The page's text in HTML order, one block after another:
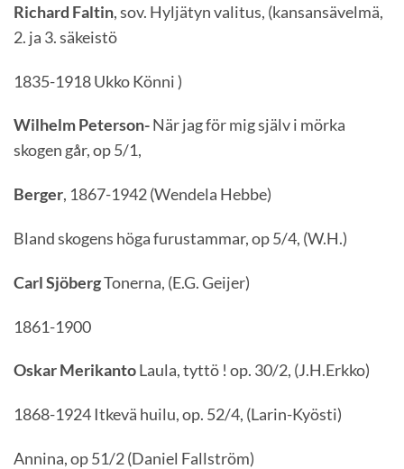
Richard Faltin, sov. Hyljätyn valitus, (kansansävelmä,
2. ja 3. säkeistö
1835-1918 Ukko Könni )
Wilhelm Peterson-När jag för mig själv i mörka
skogen går, op 5/1,
Berger, 1867-1942 (Wendela Hebbe)
Bland skogens höga furustammar, op 5/4, (W.H.)
Carl SjöbergTonerna, (E.G. Geijer)
1861-1900
Oskar MerikantoLaula, tyttö ! op. 30/2, (J.H.Erkko)
1868-1924 Itkevä huilu, op. 52/4, (Larin-Kyösti)
Annina, op 51/2 (Daniel Fallström)